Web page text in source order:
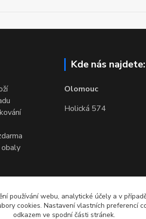
Kde nás najdete:
Olomouc
Holická 574
používání webu, analytické účely a v
cookies. Nastavení vlastních preferencí
odkazem ve spodní části stránek.